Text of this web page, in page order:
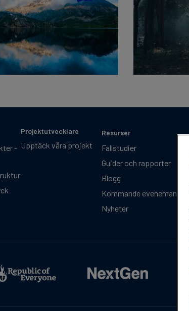
-
Projektutvecklare
Upptäck våra projekt
Resurser
Fallstudier
Guider och rapporter
Blogg
Kommande evenemang
Nyheter